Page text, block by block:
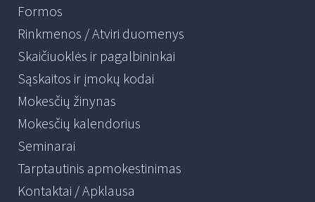
Formos
Rinkmenos / Atviri duomenys
Skaičiuoklės ir pagalbininkai
Sąskaitos ir įmokų kodai
Mokesčių žinynas
Mokesčių kalendorius
Seminarai
Tarptautinis apmokestinimas
Kontaktai / Apklausa